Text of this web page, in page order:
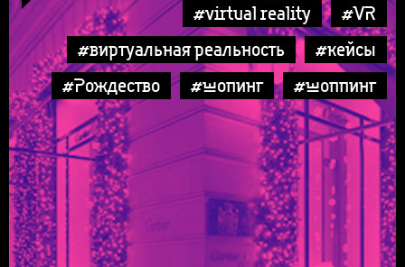
#virtual reality
#VR
#виртуальная реальность
#кейсы
#Рождество
#шопинг #шоппинг